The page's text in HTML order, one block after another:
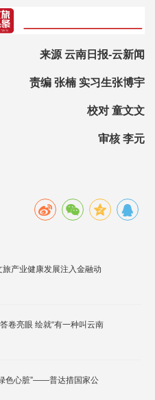
来源 云南日报-云新闻
责编 张楠 实习生张博宇
校对 童文文
审核 李元
产业健康发展注入金融动
卷亮眼 绘就“有一种叫云南
色心脏”——普达措国家公